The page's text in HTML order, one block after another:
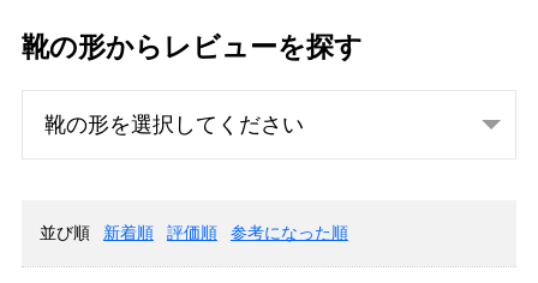
靴の形からレビューを探す
並び順 新着順 評価順 参考になった順